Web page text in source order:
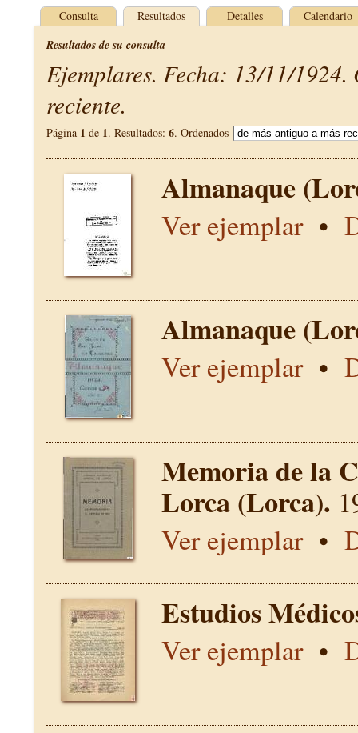
Consulta Resultados Detalles Calendario
Resultados de su consulta
Ejemplares. Fecha: 13/11/1924.
reciente.
Página 1 de 1. Resultados: 6. Ordenados
Almanaque
Ver ejemplar•
Almanaque
Ver ejemplar•
Memoria de la
Lorca (Lorca).
Ver ejemplar•
Estudios
Ver ejemplar•